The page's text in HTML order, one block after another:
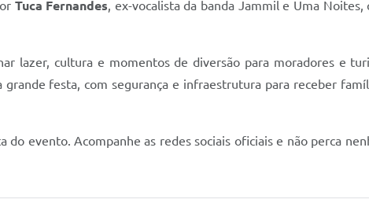
Tuca Fernandes, ex-vocalista da banda Jammil e Uma
lazer, cultura e momentos de diversão para moradores e
festa, com segurança e infraestrutura para receber
evento. Acompanhe as redes sociais oficiais e não perca